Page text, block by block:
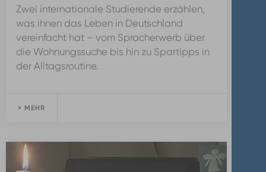
Zwei internationale Studierende erzählen,
was ihnen das Leben in Deutschland
vereinfacht hat – vom Spracherwerb über
die Wohnungssuche bis hin zu Spartipps in
der Alltagsroutine.
> MEHR